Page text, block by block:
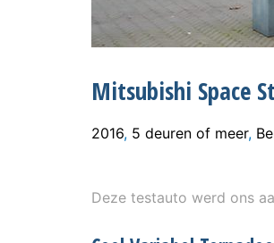
Mitsubishi Space
2016, 5 deuren of meer,
Deze testauto werd ons